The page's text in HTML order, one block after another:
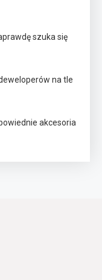
szuka się
na tle
akcesoria